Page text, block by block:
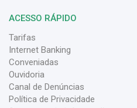
ACESSO RÁPIDO
Tarifas
Internet Banking
Conveniadas
Ouvidoria
Canal de Denúncias
Política de Privacidade